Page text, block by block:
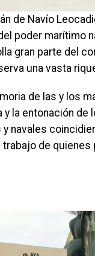
de Navío
poder marítimo
gran parte del
una vasta
de las y los
la entonación de
navales
de